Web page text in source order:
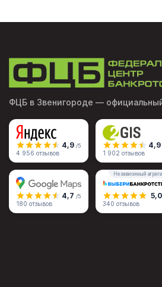
ФЦБ в Звенигороде —
4,9 /5
4 956 отзывов
4,9
1 902 отзывов
4,7 /5
180 отзывов
Независимый
5,0
340 отзывов